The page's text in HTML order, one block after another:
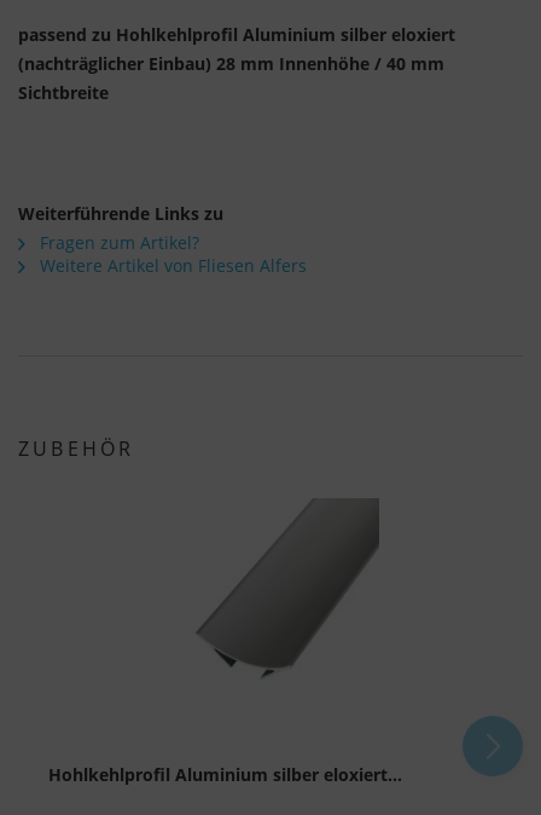
passend zu Hohlkehlprofil Aluminium silber eloxiert
(nachträglicher Einbau) 28 mm Innenhöhe / 40 mm
Sichtbreite
Weiterführende Links zu
Fragen zum Artikel?
Weitere Artikel von Fliesen Alfers
ZUBEHÖR
Hohlkehlprofil Aluminium silber eloxiert...